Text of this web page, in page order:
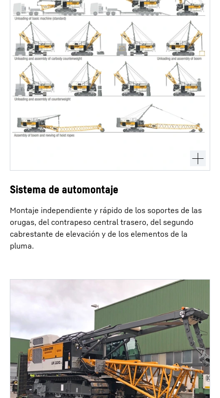
Sistema de automontaje
Montaje independiente y rápido de los soportes de las
orugas, del contrapeso central trasero, del segundo
cabrestante de elevación y de los elementos de la
pluma.